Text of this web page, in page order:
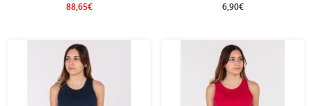
88,65€ 6,90€